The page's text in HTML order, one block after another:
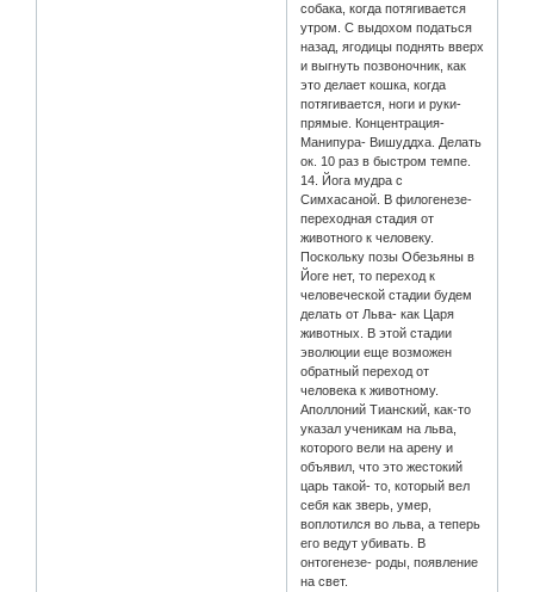
собака, когда потягивается
утром. С выдохом податься
назад, ягодицы поднять вверх
и выгнуть позвоночник, как
это делает кошка, когда
потягивается, ноги и руки-
прямые. Концентрация-
Манипура- Вишуддха. Делать
ок. 10 раз в быстром темпе.
14. Йога мудра с
Симхасаной. В филогенезе-
переходная стадия от
животного к человеку.
Поскольку позы Обезьяны в
Йоге нет, то переход к
человеческой стадии будем
делать от Льва- как Царя
животных. В этой стадии
эволюции еще возможен
обратный переход от
человека к животному.
Аполлоний Тианский, как-то
указал ученикам на льва,
которого вели на арену и
объявил, что это жестокий
царь такой- то, который вел
себя как зверь, умер,
воплотился во льва, а теперь
его ведут убивать. В
онтогенезе- роды, появление
на свет.